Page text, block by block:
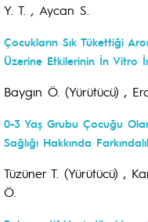
Y. T. , Aycan S.
Çocukların Sık Tükettiği
Üzerine Etkilerinin İn Vitro
Baygın Ö. (Yürütücü) ,
0-3 Yaş Grubu Çocuğu
Sağlığı Hakkında
Tüzüner T. (Yürütücü) ,
Ö.